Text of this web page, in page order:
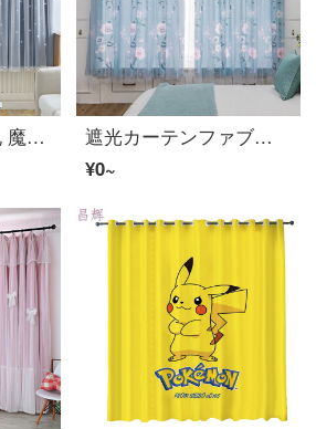
镜集营 窗帘免打孔 魔术贴窗帘 双层遮光窗帘免打孔遮光ファブリック生地简易卧室飘窗出租房厨房小窗帘短帘遮阳ファブリック生地 灰色缕空星星 宽1.5x高1.8米
遮光カーテンファブリック生地无打孔取付寝室リビングプリントカーテン简约现代飘窓短カーテンレンタルルーム遮光カーテン完成品艾沙之恋浅蓝魔术贴款幅1.5*高さ1.5整片
¥0~